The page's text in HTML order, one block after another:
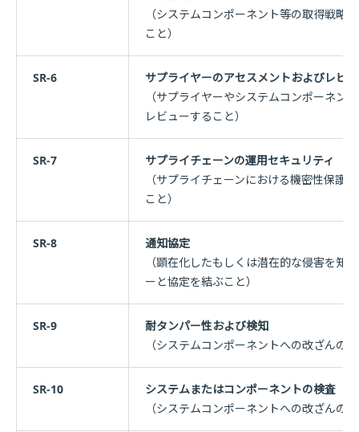
（システムコンポーネント等の取得戦略
こと）
SR-6
サプライヤーのアセスメントおよびレビ
（サプライヤーやシステムコンポーネン
レビューすること）
SR-7
サプライチェーンの運用セキュリティ
（サプライチェーンにおける機密性保護
こと）
SR-8
通知協定
（顕在化したもしくは潜在的な侵害を知
ーと協定を結ぶこと）
SR-9
耐タンパー性および検知
（システムコンポーネントへの改ざんの
SR-10
システムまたはコンポーネントの検査
（システムコンポーネントへの改ざんの